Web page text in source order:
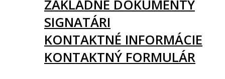
ZÁKLADNÉ DOKUMENTY
SIGNATÁRI
KONTAKTNÉ INFORMÁCIE
KONTAKTNÝ FORMULÁR